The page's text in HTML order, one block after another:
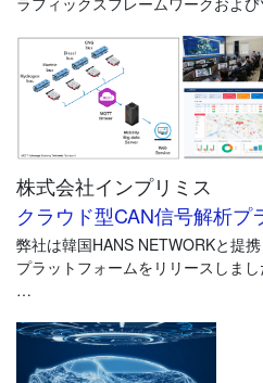
株式会社インプリミス
クラウド型CAN信号解析プ
弊社は韓国HANS NETWORKと提
プラットフォームをリリースしまし
保存し、リアルタイムに端末上で走
す。以下のアプリケーションに最適